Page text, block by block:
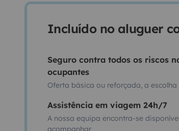
Incluído no aluguer
Seguro contra todos os riscos
ocupantes
Oferta básica ou reforçada, a escolha
Assistência em viagem 24h/7
A nossa equipa encontra-se
acompanhar